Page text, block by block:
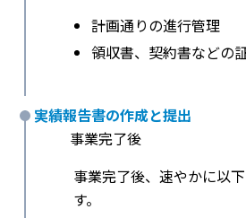
計画通りの進行管理
領収書、契約書などの
実績報告書の作成と提出
事業完了後
事業完了後、速やかに以
す。